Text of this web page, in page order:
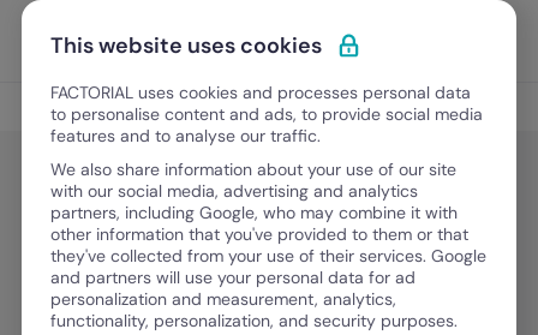
Vai al contenuto
Scopri Factorial
Rilevazione presenze
Rilevazione presenze
Ritardo al lavoro: quando è
tollerabile e come ottimizzare la
gestione del tempo in azienda
This website uses cookies
FACTORIAL uses cookies and processes personal data
to personalise content and ads, to provide social media
features and to analyse our traffic.
We also share information about your use of our site
with our social media, advertising and analytics
partners, including Google, who may combine it with
other information that you've provided to them or that
they've collected from your use of their services. Google
and partners will use your personal data for ad
personalization and measurement, analytics,
functionality, personalization, and security purposes.